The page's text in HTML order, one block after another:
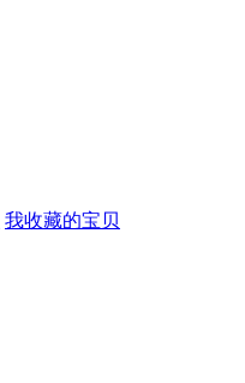
我收藏的宝贝